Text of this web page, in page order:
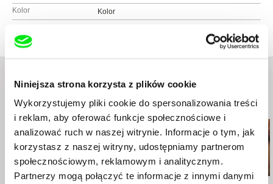
Niniejsza strona korzysta z plików cookie
Wykorzystujemy pliki cookie do spersonalizowania treści
i reklam, aby oferować funkcje społecznościowe i
analizować ruch w naszej witrynie. Informacje o tym, jak
korzystasz z naszej witryny, udostępniamy partnerom
społecznościowym, reklamowym i analitycznym.
Partnerzy mogą połączyć te informacje z innymi danymi
Kolor
Kolor
Podobne filmy (20)